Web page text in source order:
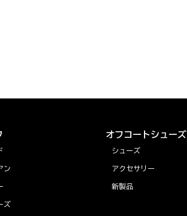
ン
ズ
オフコートシューズ
シューズ
アクセサリー
新製品